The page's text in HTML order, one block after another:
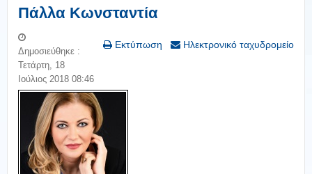
Πάλλα Κωνσταντία
Εκτύπωση Ηλεκτρονικό ταχυδρομείο
Δημοσιεύθηκε :
Τετάρτη, 18
Ιούλιος 2018 08:46